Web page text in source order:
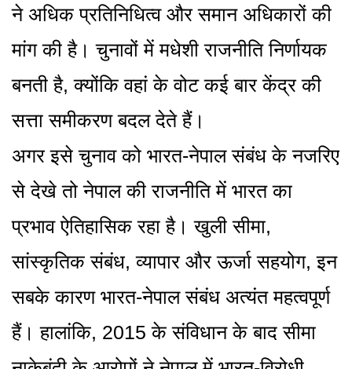
ने अधिक प्रतिनिधित्व और समान अधिकारों की
मांग की है। चुनावों में मधेशी राजनीति निर्णायक
बनती है, क्योंकि वहां के वोट कई बार केंद्र की
सत्ता समीकरण बदल देते हैं।
अगर इसे चुनाव को भारत-नेपाल संबंध के नजरिए
से देखे तो नेपाल की राजनीति में भारत का
प्रभाव ऐतिहासिक रहा है। खुली सीमा,
सांस्कृतिक संबंध, व्यापार और ऊर्जा सहयोग, इन
सबके कारण भारत-नेपाल संबंध अत्यंत महत्वपूर्ण
हैं। हालांकि, 2015 के संविधान के बाद सीमा